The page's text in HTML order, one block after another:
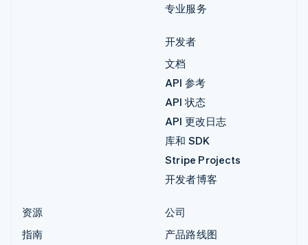
专业服务
开发者
文档
API 参考
API 状态
API 更改日志
库和 SDK
Stripe Projects
开发者博客
资源
指南
公司
产品路线图